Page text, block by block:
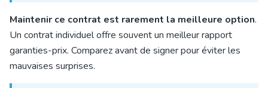
Maintenir ce contrat est rarement la meilleure option.
Un contrat individuel offre souvent un meilleur rapport
garanties-prix. Comparez avant de signer pour éviter les
mauvaises surprises.